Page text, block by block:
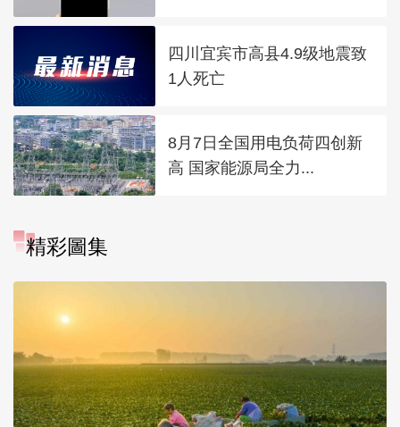
四川宜宾市高县4.9级地震致
1人死亡
8月7日全国用电负荷四创新
高 国家能源局全力...
精彩圖集